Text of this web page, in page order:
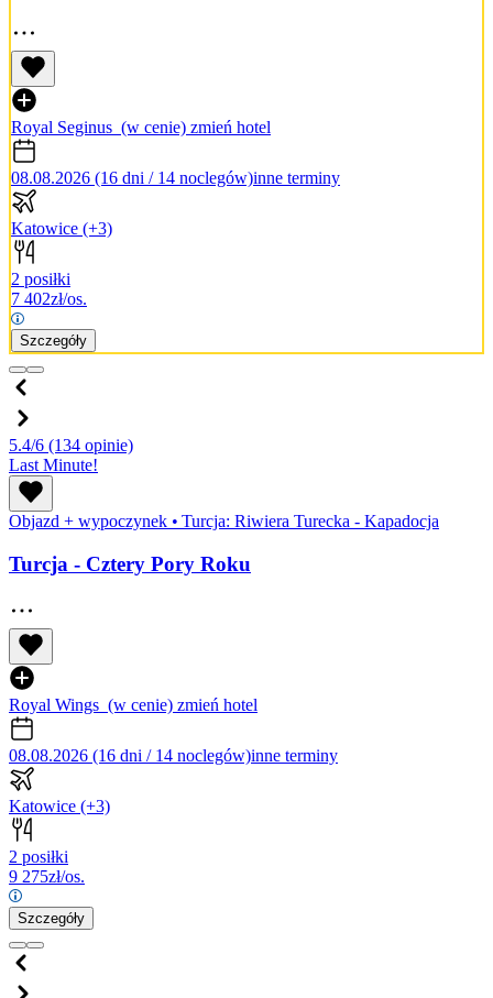
Royal Seginus (w cenie) zmień hotel
08.08.2026 (16 dni / 14 noclegów)inne terminy
Katowice (+3)
2 posiłki
7 402zł/os.
Szczegóły
5.4/6 (134 opinie)
Last Minute!
Objazd + wypoczynek • Turcja: Riwiera Turecka - Kapadocja
Turcja - Cztery Pory Roku
Royal Wings (w cenie) zmień hotel
08.08.2026 (16 dni / 14 noclegów)inne terminy
Katowice (+3)
2 posiłki
9 275zł/os.
Szczegóły